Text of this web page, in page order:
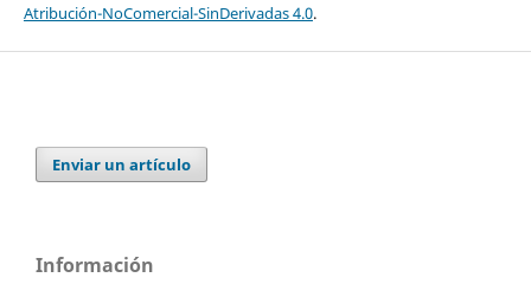
Atribución-NoComercial-SinDerivadas 4.0.
Enviar un artículo
Información